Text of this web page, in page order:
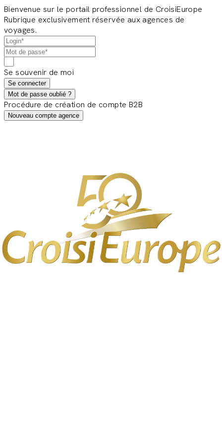
Bienvenue sur le portail professionnel de CroisiEurope
Rubrique exclusivement réservée aux agences de
voyages.
Se souvenir de moi
Se connecter
Mot de passe oublié ?
Procédure de création de compte B2B
Nouveau compte agence